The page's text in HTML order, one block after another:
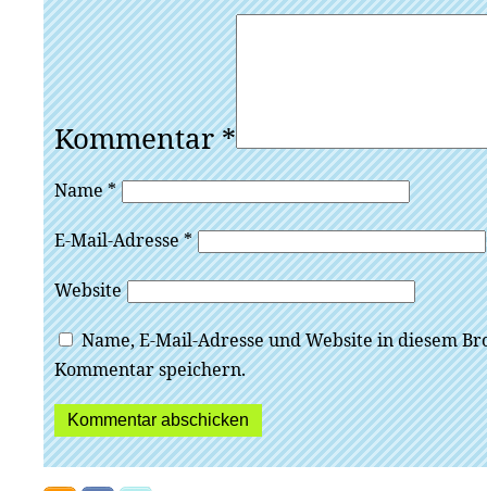
Kommentar*
Name*
E-Mail-Adresse*
Website
Name, E-Mail-Adresse und Website in diesem
Kommentar speichern.